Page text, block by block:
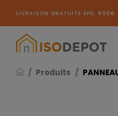
LIVRAISON GRATUITE ÀPD. 900€
Produits